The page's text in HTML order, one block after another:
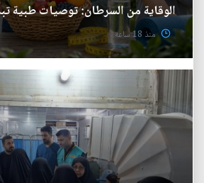
الوقاية من السرطان: توصيات طبية
منذ 18 ساعة